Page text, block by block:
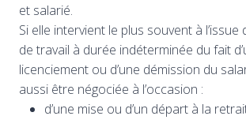
et salarié.
Si elle intervient le plus souvent à l’issue
de travail à durée indéterminée du fait
licenciement ou d’une démission du
aussi être négociée à l’occasion :
d’une mise ou d’un départ à la